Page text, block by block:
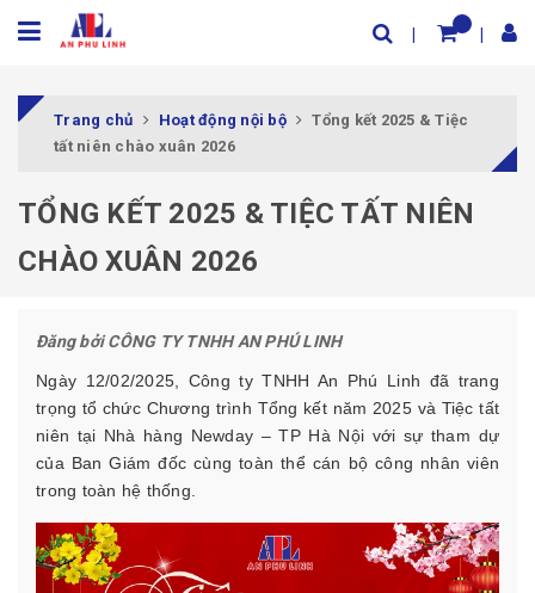
Trang chủ Hoạt động nội bộ
Tổng kết 2025 & Tiệc
tất niên chào xuân 2026
TỔNG KẾT 2025 & TIỆC TẤT NIÊN
CHÀO XUÂN 2026
Đăng bởiCÔNG TY TNHH AN PHÚ LINH
Ngày 12/02/2025, Công ty TNHH An Phú Linh đã trang
trọng tổ chức Chương trình Tổng kết năm 2025 và Tiệc tất
niên tại Nhà hàng Newday – TP Hà Nội với sự tham dự
của Ban Giám đốc cùng toàn thể cán bộ công nhân viên
trong toàn hệ thống.